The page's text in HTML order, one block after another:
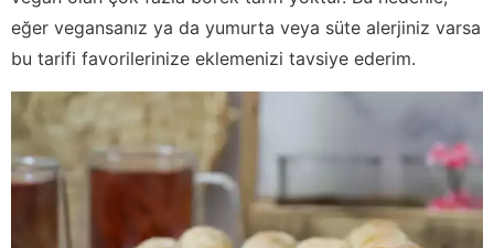
eğer vegansanız ya da yumurta veya süte alerjiniz varsa
bu tarifi favorilerinize eklemenizi tavsiye ederim.